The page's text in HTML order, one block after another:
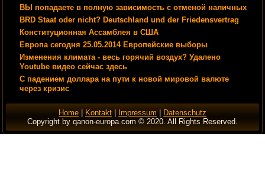
ВЫ попадаете в полную зависимость с отменой наличных
BRD Staat oder nicht? Deutschland und der Friedensvertrag
Конституционная Ассамблея в США
Европа сегодня 25.05.2014 Европейские выборы
Изменения климата - весь горячий воздух? Удалено
Youtube видео сейчас здесь
С падением доллара на пути к новой мировой валюте
через кризис
Home Kontakt Impressum
Datenschutz
Copyright by qanon-europa.com © 2020. All Rights Reserved.